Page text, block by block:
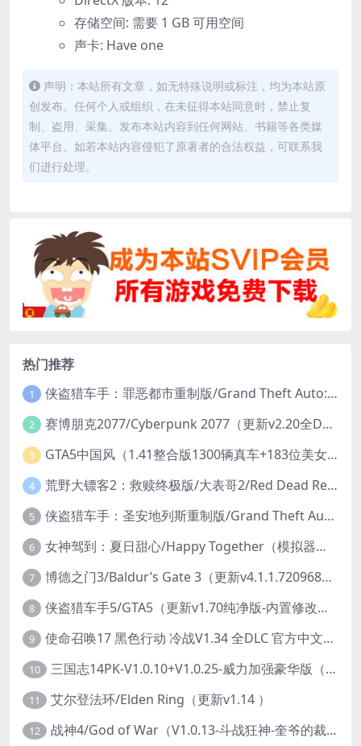
存储空间: 需要 1 GB 可用空间
声卡: Have one
声明：本站所有文章，如无特殊说明或标注，均为本站原
创发布。任何个人或组织，在未征得本站同意时，禁止复
制、盗用、采集、发布本站内容到任何网站、书籍等各类媒
体平台。如若本站内容侵犯了原著者的合法权益，可联系我
们进行处理。
热门推荐
1 侠盗猎车手：罪恶都市重制版/Grand Theft Auto: Vice City – The Definitive Edition
2 赛博朋克2077/Cyberpunk 2077（更新v2.20全DLC）
3 GTA5中国风（1.41整合版1300辆真车+183位美女与英雄+200%存档）
4 荒野大镖客2：救赎终极版/大表哥2/Red Dead Redemption 2: Ultimate Edition（更新v1491.50终极版）
5 侠盗猎车手：圣安地列斯重制版/Grand Theft Auto: San Andreas – The Definitive Edition（更新v1.113.49697469）
6 女神驾到：夏日甜心/Happy Together（模拟器版-升级豪华终极珍藏版+全DLC）
7 博德之门3/Baldur’s Gate 3（更新v4.1.1.7209685）
8 侠盗猎车手5/GTA5（更新v1.70纯净版-内置修改器+通关存档）
9 使命召唤17 黑色行动 冷战V1.34 全DLC 官方中文版COD17
10 三国志14PK-V1.0.10+V1.0.25-威力加强豪华版（武将面容套装-全DLC+季票+特典+中文语音+编辑修改器）
11 艾尔登法环/Elden Ring（更新v1.14 ）
12 战神4/God of War（V1.0.13-斗战狂神-奎爷的裁决+全DLC）